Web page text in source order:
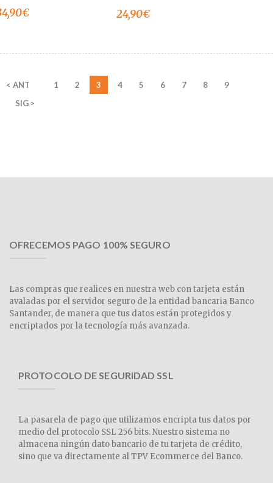
€ 24,90€
< ANT 1 2 3 4 5 6 7 8
9
SIG >
OFRECEMOS PAGO 100% SEGURO
Las compras que realices en nuestra web con tarjeta están
avaladas por el servidor seguro de la entidad bancaria Banco
Santander, de manera que tus datos están protegidos y
encriptados por la tecnología más avanzada.
PROTOCOLO DE SEGURIDAD SSL
La pasarela de pago que utilizamos encripta tus datos por
medio del protocolo SSL 256 bits. Nuestro sistema no
almacena ningún dato bancario de tu tarjeta de crédito,
sino que va directamente al TPV Ecommerce del Banco.